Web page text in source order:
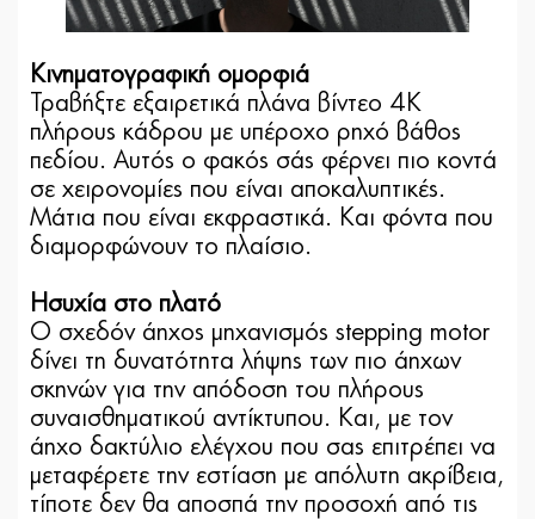
Κινηματογραφική ομορφιά
Τραβήξτε εξαιρετικά πλάνα βίντεο 4K
πλήρους κάδρου με υπέροχο ρηχό βάθος
πεδίου. Αυτός ο φακός σάς φέρνει πιο κοντά
σε χειρονομίες που είναι αποκαλυπτικές.
Μάτια που είναι εκφραστικά. Και φόντα που
διαμορφώνουν το πλαίσιο.
Ησυχία στο πλατό
Ο σχεδόν άηχος μηχανισμός stepping motor
δίνει τη δυνατότητα λήψης των πιο άηχων
σκηνών για την απόδοση του πλήρους
συναισθηματικού αντίκτυπου. Και, με τον
άηχο δακτύλιο ελέγχου που σας επιτρέπει να
μεταφέρετε την εστίαση με απόλυτη ακρίβεια,
τίποτε δεν θα αποσπά την προσοχή από τις